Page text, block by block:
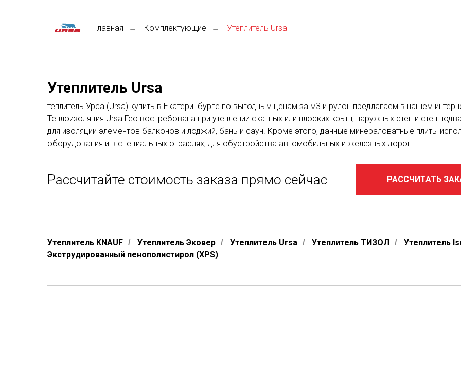
Главная → Комплектующие → Утеплитель Ursa
Утеплитель Ursa
теплитель Урса (Ursa) купить в Екатеринбурге по выгодным ценам за м3 и рулон предлагаем в нашем
Теплоизоляция Ursa Гео востребована при утеплении скатных или плоских крыш, наружных стен и стен
для изоляции элементов балконов и лоджий, бань и саун. Кроме этого, данные минераловатные плиты
оборудования и в специальных отраслях, для обустройства автомобильных и железных дорог.
Рассчитайте стоимость заказа прямо сейчас РАССЧИТАТЬ
Утеплитель KNAUF / Утеплитель Эковер / Утеплитель Ursa / Утеплитель ТИЗОЛ / Утеплитель
Экструдированный пенополистирол (XPS)